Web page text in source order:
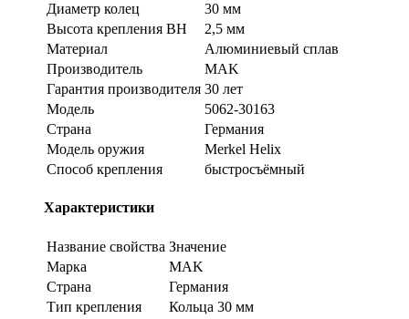
Диаметр колец
30 мм
Высота крепления BH
2,5 мм
Материал
Алюминиевый сплав
Производитель
MAK
Гарантия производителя 30 лет
Модель
5062-30163
Страна
Германия
Модель оружия
Merkel Helix
Способ крепления
быстросъёмный
Характеристики
Название свойства Значение
Марка
MAK
Страна
Германия
Тип крепления
Кольца 30 мм